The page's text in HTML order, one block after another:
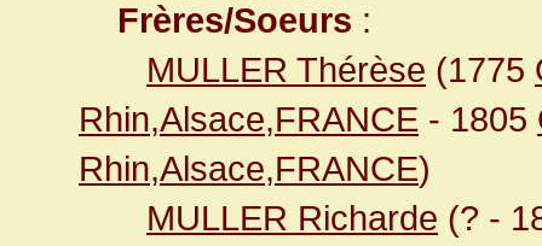
Frères/Soeurs :
MULLER Thérèse (1775
Rhin,Alsace,FRANCE - 1805
Rhin,Alsace,FRANCE)
MULLER Richarde (? -